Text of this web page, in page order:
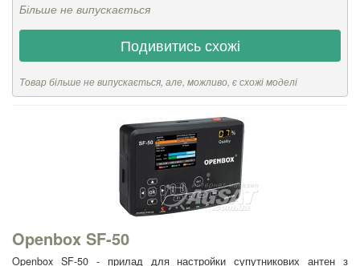
Більше не випускається
Подивитись схожі
Товар більше не випускається, але, можливо, є схожі моделі
Openbox SF-50
Openbox SF-50 - прилад для настройки супутникових антен з